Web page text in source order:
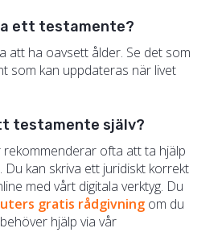
ett testamente?
att ha oavsett ålder. Se det som
som kan uppdateras när livet
testamente själv?
rekommenderar ofta att ta hjälp
Du kan skriva ett juridiskt korrekt
med vårt digitala verktyg. Du
gratis rådgivning om du
hjälp via vår